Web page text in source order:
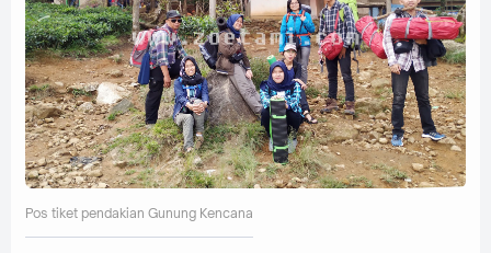
Pos tiket pendakian Gunung Kencana